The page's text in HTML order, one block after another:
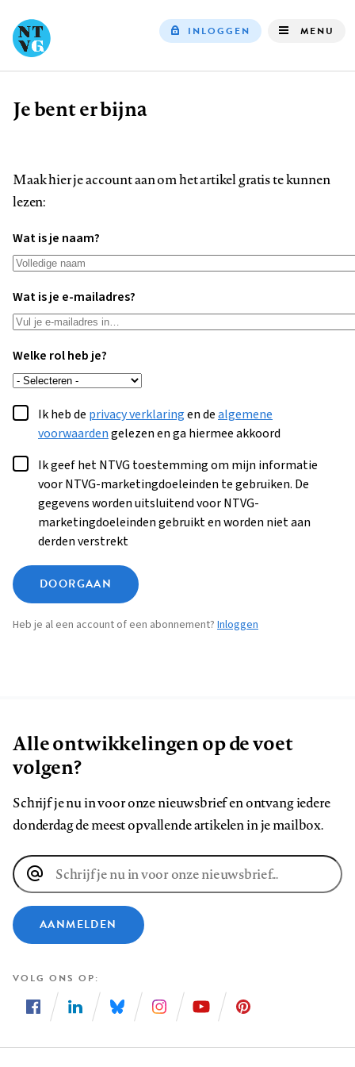
INLOGGEN MENU
Kruimelpad
Je bent er bijna
Maak hier je account aan om het artikel gratis te kunnen
lezen:
Wat is je naam?
Wat is je e-mailadres?
Welke rol heb je?
Ik heb de privacy verklaringen dealgemene
voorwaardengelezen en ga hiermee akkoord
Ik geef het NTVG toestemming om mijn informatie
voor NTVG-marketingdoeleinden te gebruiken. De
gegevens worden uitsluitend voor NTVG-
marketingdoeleinden gebruikt en worden niet aan
derden verstrekt
DOORGAAN
Heb je al een account of een abonnement? Inloggen
Alle ontwikkelingen op de voet
volgen?
Schrijf je nu in voor onze nieuwsbrief en ontvang iedere
donderdag de meest opvallende artikelen in je mailbox.
E-
mailadres
AANMELDEN
VOLG ONS OP
ons
ons
ons
ons
ons
ons